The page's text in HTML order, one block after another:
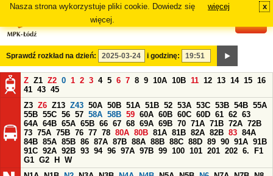
Nasza strona wykorzystuje pliki cookie. Dowiedz się
więcej.
więcej x
Sprawdź rozkład na dzień: i godzinę:
Z Z1 Z2 0 1 2 3 4 5 6 7 8 9 10A 10B 11 12 13 14 15 16
41 43 45
Z3 Z6 Z13 Z43 50A 50B 51A 51B 52 53A 53C 53B 54B 55A
55B 55C 56 57 58A 58B 59 60A 60B 60C 60D 61 62 63
64A 64B 65A 65B 66 67 68 69A 69B 70 71A 71B 72A 72B
73 75A 75B 76 77 78 80A 80B 81A 81B 82A 82B 83 84A
84B 85A 85B 86 87A 87B 88A 88B 88C 88D 89 90 91A 91B
91C 92A 92B 93 94 96 97A 97B 99 100 101 201 202 6.
F1
G1 G2 H
W